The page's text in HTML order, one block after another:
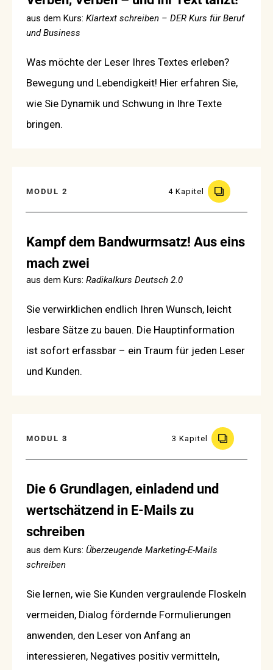
aus dem Kurs: Klartext schreiben – DER Kurs für Beruf
und Business
Was möchte der Leser Ihres Textes erleben?
Bewegung und Lebendigkeit! Hier erfahren Sie,
wie Sie Dynamik und Schwung in Ihre Texte
bringen.
MODUL 2 4 Kapitel
Kampf dem Bandwurmsatz! Aus eins
mach zwei
aus dem Kurs: Radikalkurs Deutsch 2.0
Sie verwirklichen endlich Ihren Wunsch, leicht
lesbare Sätze zu bauen. Die Hauptinformation
ist sofort erfassbar – ein Traum für jeden Leser
und Kunden.
MODUL 3 3 Kapitel
Die 6 Grundlagen, einladend und
wertschätzend in E-Mails zu
schreiben
aus dem Kurs: Überzeugende Marketing-E-Mails
schreiben
Sie lernen, wie Sie Kunden vergraulende Floskeln
vermeiden, Dialog fördernde Formulierungen
anwenden, den Leser von Anfang an
interessieren, Negatives positiv vermitteln,